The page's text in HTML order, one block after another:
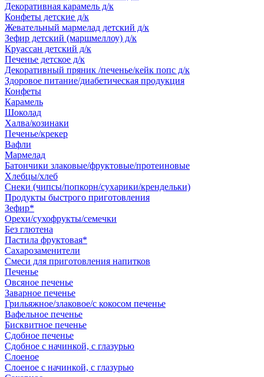
Декоративная карамель д/к
Конфеты детские д/к
Жевательный мармелад детский д/к
Зефир детский (маршмеллоу) д/к
Круассан детский д/к
Печенье детское д/к
Декоративный пряник /печенье/кейк попс д/к
Здоровое питание/диабетическая продукция
Конфеты
Карамель
Шоколад
Халва/козинаки
Печенье/крекер
Вафли
Мармелад
Батончики злаковые/фруктовые/протеиновые
Хлебцы/хлеб
Снеки (чипсы/попкорн/сухарики/крендельки)
Продукты быстрого приготовления
Зефир*
Орехи/сухофрукты/семечки
Без глютена
Пастила фруктовая*
Сахарозаменители
Смеси для приготовления напитков
Печенье
Овсяное печенье
Заварное печенье
Грильяжное/злаковое/с кокосом печенье
Вафельное печенье
Бисквитное печенье
Сдобное печенье
Сдобное с начинкой, с глазурью
Слоеное
Слоеное с начинкой, с глазурью